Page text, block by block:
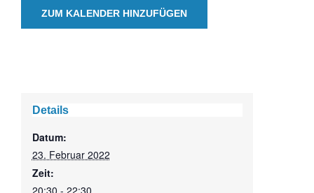
ZUM KALENDER HINZUFÜGEN
Details
Datum:
23. Februar 2022
Zeit: